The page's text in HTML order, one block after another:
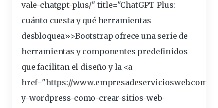
vale-chatgpt-plus/" title="ChatGPT Plus:
cuánto cuesta y qué herramientas
desbloquea»>Bootstrap ofrece una serie de
herramientas y componentes predefinidos
que facilitan el diseño y la <a
href="https://www.empresadeserviciosweb.com/
y-wordpress-como-crear-sitios-web-